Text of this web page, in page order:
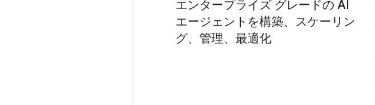
エンタープライズ グレードの AI
エージェントを構築、スケーリン
グ、管理、最適化